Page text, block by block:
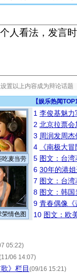
【娱乐热闻
吃麦当劳
情色图
1 李俊基魅力
2 北京拉票
3 周润发周
4
《南极大
5 图文：台
6 30年的港
7 图文：台
8 图文：韩
9 青春偶像《
10 图文：欧
05:22)
06 14:07)
》栏目 (09/16 15:21)